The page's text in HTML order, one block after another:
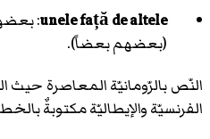
unele față de altele
:
(بعضهم بعضاً).
النّص بالرّومانيّة المعاصرة حيث
الفرنسيّة والإيطاليّة مكتوبةٌ